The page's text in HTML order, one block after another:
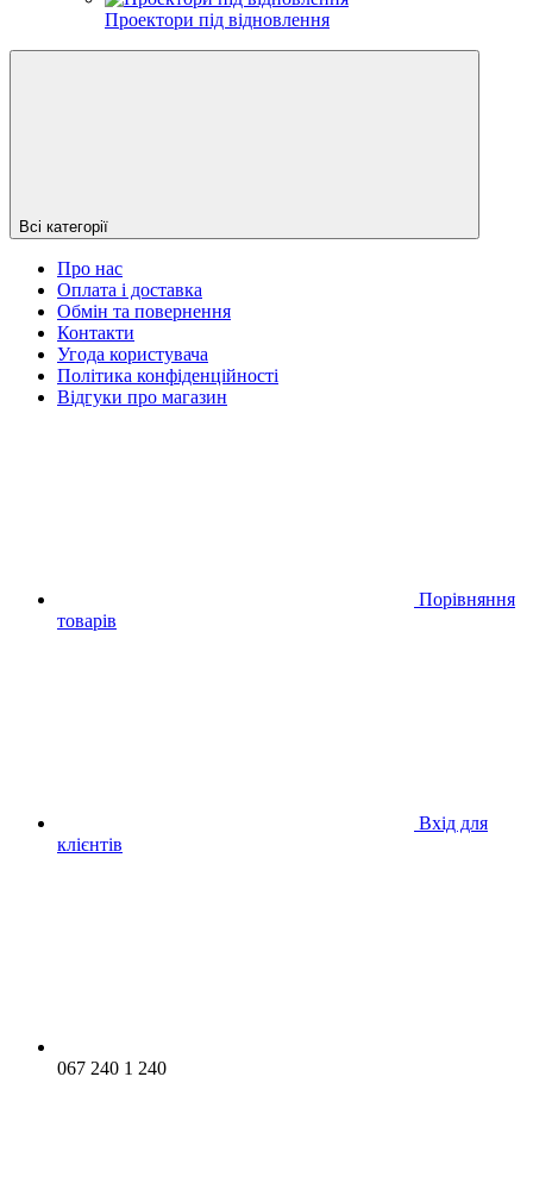
Проектори під відновлення
Всі категорії
Про нас
Оплата і доставка
Обмін та повернення
Контакти
Угода користувача
Політика конфіденційності
Відгуки про магазин
Порівняння
товарів
Вхід для
клієнтів
067 240 1 240